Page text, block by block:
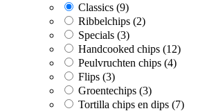
Classics (9)
Ribbelchips (2)
Specials (3)
Handcooked chips (12)
Peulvruchten chips (4)
Flips (3)
Groentechips (3)
Tortilla chips en dips (7)